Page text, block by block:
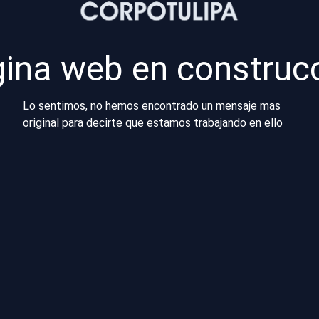
web en
Lo sentimos, no hemos encontrado un mensaje mas
original para decirte que estamos trabajando en ello